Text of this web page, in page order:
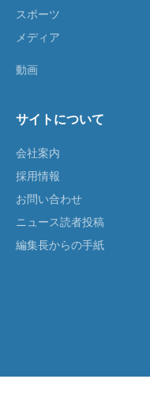
スポーツ
メディア
動画
サイトについて
会社案内
採用情報
お問い合わせ
ニュース読者投稿
編集長からの手紙